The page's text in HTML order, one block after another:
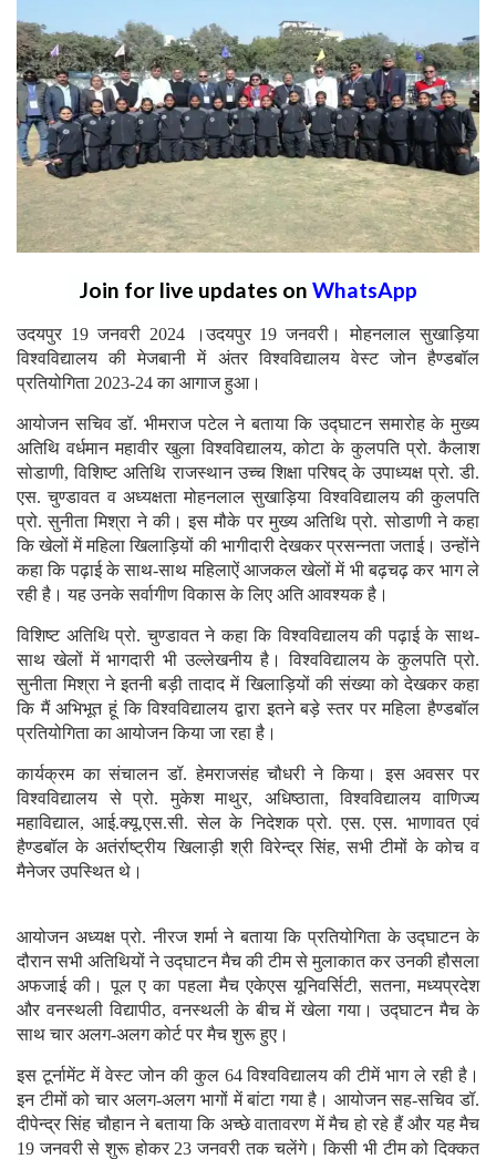
Join for live updates on WhatsApp
उदयपुर 19 जनवरी 2024 ।उदयपुर 19 जनवरी। मोहनलाल सुखाड़िया
विश्वविद्यालय की मेजबानी में अंतर विश्वविद्यालय वेस्ट जोन हैण्डबॉल
प्रतियोगिता 2023-24 का आगाज हुआ।
आयोजन सचिव डॉ. भीमराज पटेल ने बताया कि उद्घाटन समारोह के मुख्य
अतिथि वर्धमान महावीर खुला विश्वविद्यालय, कोटा के कुलपति प्रो. कैलाश
सोडाणी, विशिष्ट अतिथि राजस्थान उच्च शिक्षा परिषद् के उपाध्यक्ष प्रो. डी.
एस. चुण्डावत व अध्यक्षता मोहनलाल सुखाड़िया विश्वविद्यालय की कुलपति
प्रो. सुनीता मिश्रा ने की। इस मौके पर मुख्य अतिथि प्रो. सोडाणी ने कहा
कि खेलों में महिला खिलाड़ियों की भागीदारी देखकर प्रसन्नता जताई। उन्होंने
कहा कि पढ़ाई के साथ-साथ महिलाऐं आजकल खेलों में भी बढ़चढ़ कर भाग ले
रही है। यह उनके सर्वागीण विकास के लिए अति आवश्यक है।
विशिष्ट अतिथि प्रो. चुण्डावत ने कहा कि विश्वविद्यालय की पढ़ाई के साथ-
साथ खेलों में भागदारी भी उल्लेखनीय है। विश्वविद्यालय के कुलपति प्रो.
सुनीता मिश्रा ने इतनी बड़ी तादाद में खिलाड़ियों की संख्या को देखकर कहा
कि मैं अभिभूत हूं कि विश्वविद्यालय द्वारा इतने बड़े स्तर पर महिला हैण्डबॉल
प्रतियोगिता का आयोजन किया जा रहा है।
कार्यक्रम का संचालन डॉ. हेमराजसंह चौधरी ने किया। इस अवसर पर
विश्वविद्यालय से प्रो. मुकेश माथुर, अधिष्ठाता, विश्वविद्यालय वाणिज्य
महाविद्याल, आई.क्यू.एस.सी. सेल के निदेशक प्रो. एस. एस. भाणावत एवं
हैण्डबॉल के अतंर्राष्ट्रीय खिलाड़ी श्री विरेन्द्र सिंह, सभी टीमों के कोच व
मैनेजर उपस्थित थे।
आयोजन अध्यक्ष प्रो. नीरज शर्मा ने बताया कि प्रतियोगिता के उद्घाटन के
दौरान सभी अतिथियों ने उद्घाटन मैच की टीम से मुलाकात कर उनकी हौसला
अफजाई की। पूल ए का पहला मैच एकेएस यूनिवर्सिटी, सतना, मध्यप्रदेश
और वनस्थली विद्यापीठ, वनस्थली के बीच में खेला गया। उद्घाटन मैच के
साथ चार अलग-अलग कोर्ट पर मैच शुरू हुए।
इस टूर्नामेंट में वेस्ट जोन की कुल 64 विश्वविद्यालय की टीमें भाग ले रही है।
इन टीमों को चार अलग-अलग भागों में बांटा गया है। आयोजन सह-सचिव डॉ.
दीपेन्द्र सिंह चौहान ने बताया कि अच्छे वातावरण में मैच हो रहे हैं और यह मैच
19 जनवरी से शुरू होकर 23 जनवरी तक चलेंगे। किसी भी टीम को दिक्कत